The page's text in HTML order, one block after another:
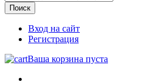
Вход на сайт
Регистрация
Ваша корзина пуста